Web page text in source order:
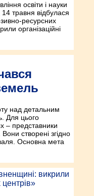
освіти і науки
травня відбулася
ресурсних
організаційні
над детальним
Для цього
– представники
створені згідно
Основна мета